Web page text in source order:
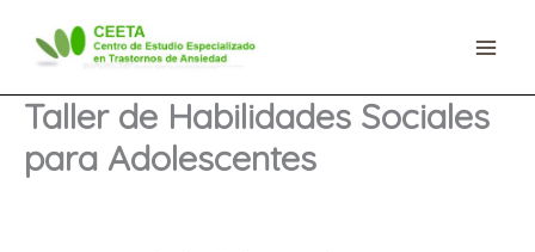
contenido
Taller de Habilidades Sociales
para Adolescentes